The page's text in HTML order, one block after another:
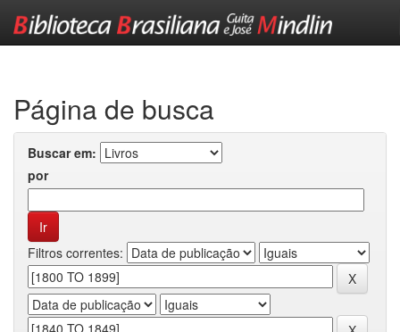
Página de busca
Buscar em:
por
Filtros correntes: